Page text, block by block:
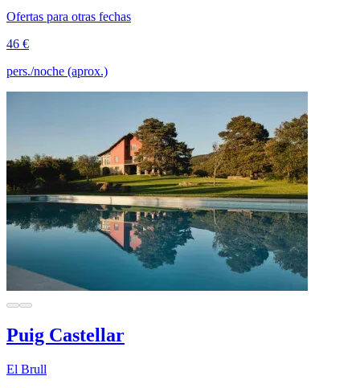
Ofertas para otras fechas
46 €
pers./noche (aprox.)
Puig Castellar
El Brull